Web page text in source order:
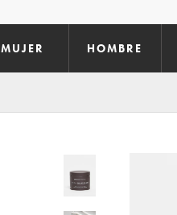
MUJER HOMBRE